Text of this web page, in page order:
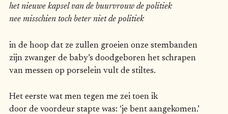
het nieuwe kapsel van de buurvrouw de politiek
nee misschien toch beter niet de politiek
in de hoop dat ze zullen groeien onze stembanden
zijn zwanger de baby’s doodgeboren het schrapen
van messen op porselein vult de stiltes.
Het eerste wat men tegen me zei toen ik
door de voordeur stapte was: ‘je bent aangekomen.’